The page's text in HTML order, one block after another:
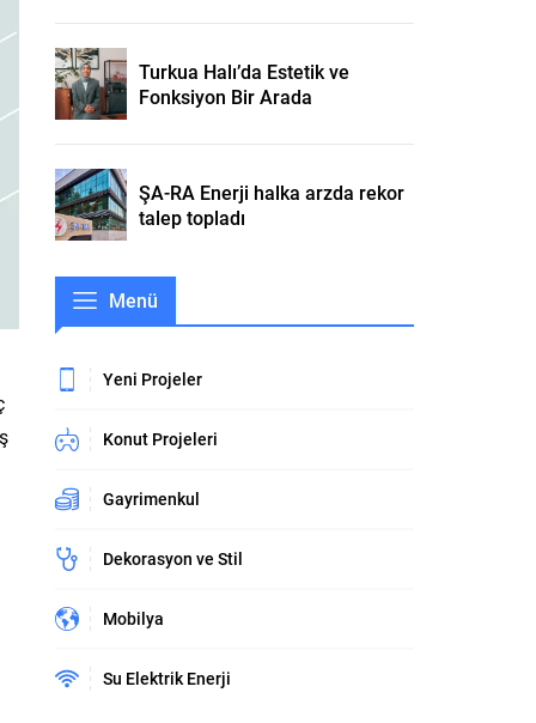
Turkua Halı’da Estetik ve
Fonksiyon Bir Arada
ŞA-RA Enerji halka arzda rekor
talep topladı
Menü
Yeni Projeler
Konut Projeleri
Gayrimenkul
Dekorasyon ve Stil
Mobilya
Su Elektrik Enerji